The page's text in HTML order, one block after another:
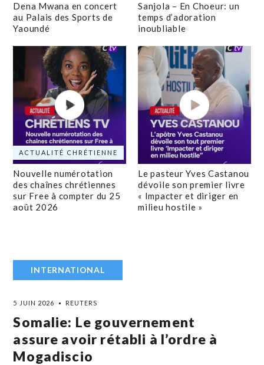
Dena Mwana en concert
au Palais des Sports de
Yaoundé
Sanjola – En Choeur: un
temps d’adoration
inoubliable
ACTUALITÉ CHRÉTIENNE
Nouvelle numérotation
des chaînes chrétiennes
sur Free à compter du 25
août 2026
Le pasteur Yves Castanou
dévoile son premier livre
« Impacter et diriger en
milieu hostile »
INTERNATIONAL
5 JUIN 2026 REUTERS
Somalie: Le gouvernement
assure avoir rétabli à l’ordre à
Mogadiscio